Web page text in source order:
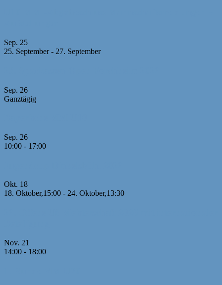
Sep. 25
25. September- 27. September
Sep. 26
Ganztägig
Sep. 26
10:00 - 17:00
Okt. 18
18. Oktober,15:00 - 24. Oktober,13:30
Nov. 21
14:00 - 18:00